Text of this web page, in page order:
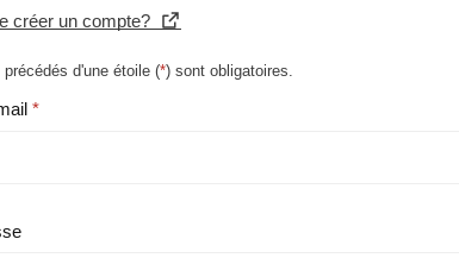
créer un compte?
d'une étoile (*) sont obligatoires.